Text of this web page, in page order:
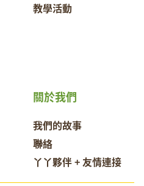
教學活動
關於我們
我們的故事
聯絡
丫丫夥伴 + 友情連接